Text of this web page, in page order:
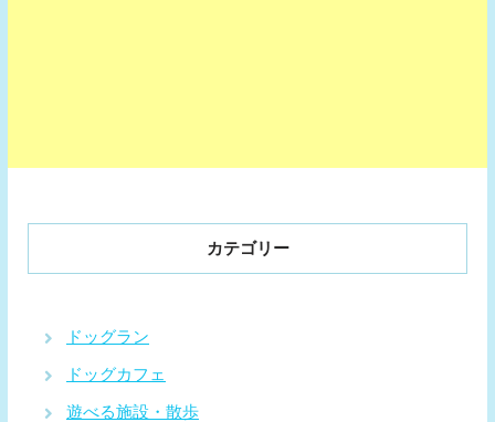
カテゴリー
ドッグラン
ドッグカフェ
遊べる施設・散歩